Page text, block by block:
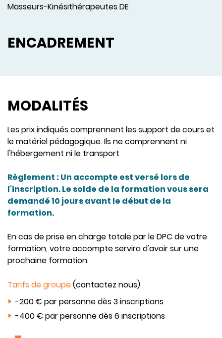
Masseurs-Kinésithérapeutes DE
ENCADREMENT
MODALITÉS
Les prix indiqués comprennent les support de cours et
le matériel pédagogique. Ils ne comprennent ni
l'hébergement ni le transport
Règlement : Un accompte est versé lors de
l'inscription. Le solde de la formation vous sera
demandé 10 jours avant le début de la
formation.
En cas de prise en charge totale par le DPC de votre
formation, votre accompte servira d'avoir sur une
prochaine formation.
Tarifs de groupe(contactez nous)
-200 € par personne dès 3 inscriptions
-400 € par personne dès 6 inscriptions